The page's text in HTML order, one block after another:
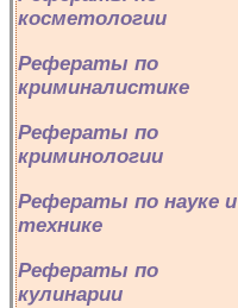
косметологии
Рефераты по
криминалистике
Рефераты по
криминологии
Рефераты по науке и
технике
Рефераты по
кулинарии